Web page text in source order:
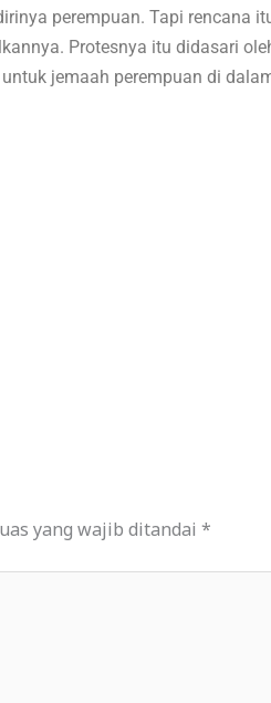
perempuan. Tapi rencana
Protesnya itu didasari
jemaah perempuan di
yang wajib ditandai *